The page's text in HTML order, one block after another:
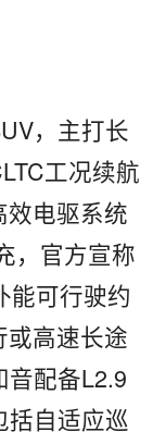
，主打长
工况续航
效电驱系统
，官方宣称
能可行驶约
高速长途
音配备L2.9
括自适应巡